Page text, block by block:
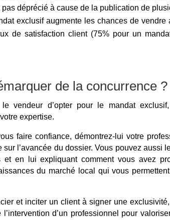
déprécié à cause de la publication de
exclusif augmente les chances de
de satisfaction client (75% pour un
de la concurrence ?
vendeur d’opter pour le mandat
expertise.
faire confiance, démontrez-lui votre
sur l’avancée du dossier. Vous pouvez aussi
en lui expliquant comment vous avez
du marché local qui vous
et inciter un client à signer une
d’un professionnel pour